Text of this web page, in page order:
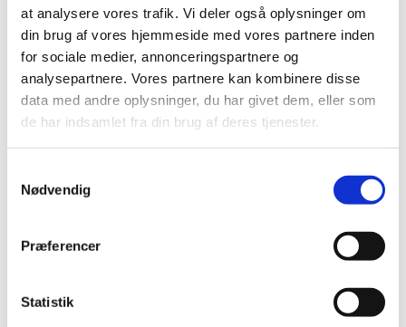
at analysere vores trafik. Vi deler også oplysninger om
din brug af vores hjemmeside med vores partnere inden
for sociale medier, annonceringspartnere og
analysepartnere. Vores partnere kan kombinere disse
data med andre oplysninger, du har givet dem, eller som
de har indsamlet fra din brug af deres tjenester.
Nødvendig
Præferencer
Statistik
Menighedsrådets motivation:
Kriteriet for at blive tildelt prisen er, at der er ydet
en særlig indsat for kirkelivet indenfor Roskilde
stift. I Jakobskirken er vi særligt stolte af, at vi kan få
lov til at lægge lokaler til et så givende projekt.
Mødestedet er ikke nødvendigvis at finde på
kirkebænken om søndagen (som de færreste unge
jo er). Men Mødestedet giver de unge et frirum og
en god oplevelse i mødet med kirken - muligheden
værd - også senere i livet.